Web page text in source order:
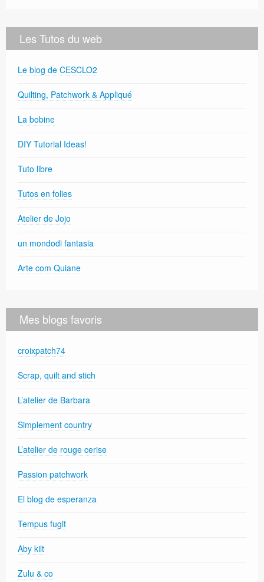
Les Tutos du web
Le blog de CESCLO2
Quilting, Patchwork & Appliqué
La bobine
DIY Tutorial Ideas!
Tuto libre
Tutos en folies
Atelier de Jojo
un mondodi fantasia
Arte com Quiane
Mes blogs favoris
croixpatch74
Scrap, quilt and stich
L’atelier de Barbara
Simplement country
L’atelier de rouge cerise
Passion patchwork
El blog de esperanza
Tempus fugit
Aby kilt
Zulu & co